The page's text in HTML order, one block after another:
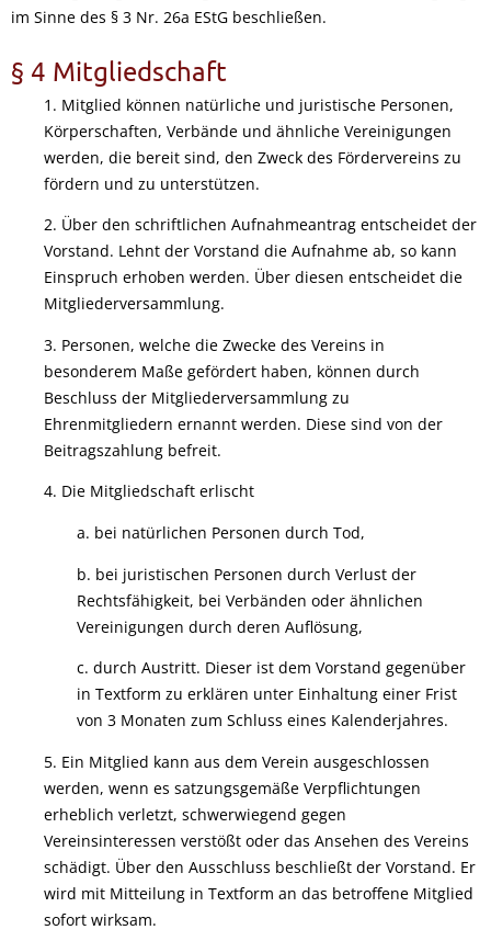
im Sinne des § 3 Nr. 26a EStG beschließen.
§ 4 Mitgliedschaft
1. Mitglied können natürliche und juristische Personen,
Körperschaften, Verbände und ähnliche Vereinigungen
werden, die bereit sind, den Zweck des Fördervereins zu
fördern und zu unterstützen.
2. Über den schriftlichen Aufnahmeantrag entscheidet der
Vorstand. Lehnt der Vorstand die Aufnahme ab, so kann
Einspruch erhoben werden. Über diesen entscheidet die
Mitgliederversammlung.
3. Personen, welche die Zwecke des Vereins in
besonderem Maße gefördert haben, können durch
Beschluss der Mitgliederversammlung zu
Ehrenmitgliedern ernannt werden. Diese sind von der
Beitragszahlung befreit.
4. Die Mitgliedschaft erlischt
a. bei natürlichen Personen durch Tod,
b. bei juristischen Personen durch Verlust der
Rechtsfähigkeit, bei Verbänden oder ähnlichen
Vereinigungen durch deren Auflösung,
c. durch Austritt. Dieser ist dem Vorstand gegenüber
in Textform zu erklären unter Einhaltung einer Frist
von 3 Monaten zum Schluss eines Kalenderjahres.
5. Ein Mitglied kann aus dem Verein ausgeschlossen
werden, wenn es satzungsgemäße Verpflichtungen
erheblich verletzt, schwerwiegend gegen
Vereinsinteressen verstößt oder das Ansehen des Vereins
schädigt. Über den Ausschluss beschließt der Vorstand. Er
wird mit Mitteilung in Textform an das betroffene Mitglied
sofort wirksam.